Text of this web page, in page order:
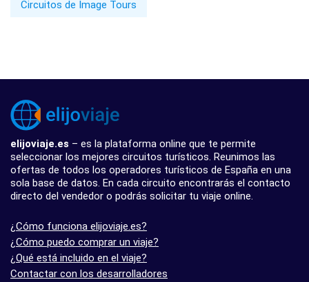
Circuitos de Image Tours
elijoviaje.es – es la plataforma online que te permite
seleccionar los mejores circuitos turísticos. Reunimos las
ofertas de todos los operadores turísticos de España en una
sola base de datos. En cada circuito encontrarás el contacto
directo del vendedor o podrás solicitar tu viaje online.
¿Cómo funciona elijoviaje.es?
¿Cómo puedo comprar un viaje?
¿Qué está incluido en el viaje?
Contactar con los desarrolladores